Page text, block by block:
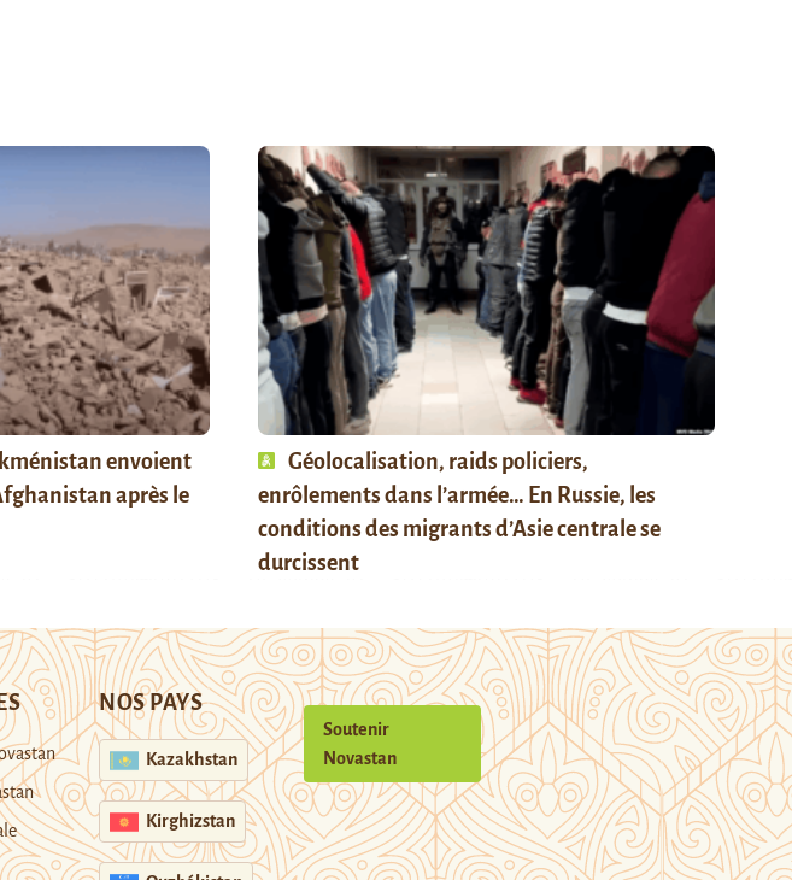
envoient
après le
Géolocalisation, raids policiers,
enrôlements dans l’armée… En Russie, les
conditions des migrants d’Asie centrale se
durcissent
NOS PAYS
Kazakhstan
Kirghizstan
Soutenir
Novastan